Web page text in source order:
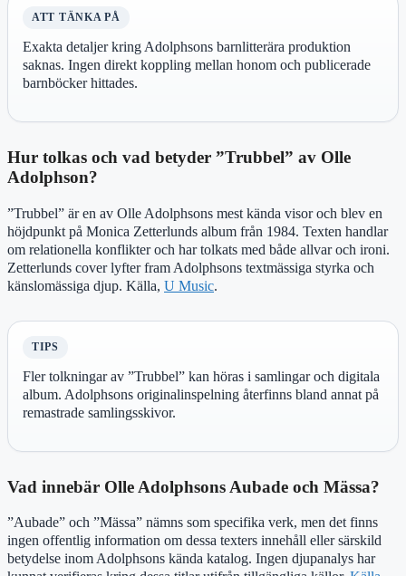
ATT TÄNKA PÅ
Exakta detaljer kring Adolphsons barnlitterära produktion
saknas. Ingen direkt koppling mellan honom och publicerade
barnböcker hittades.
Hur tolkas och vad betyder ”Trubbel” av Olle
Adolphson?
”Trubbel” är en av Olle Adolphsons mest kända visor och blev en
höjdpunkt på Monica Zetterlunds album från 1984. Texten handlar
om relationella konflikter och har tolkats med både allvar och ironi.
Zetterlunds cover lyfter fram Adolphsons textmässiga styrka och
känslomässiga djup. Källa, U Music.
TIPS
Fler tolkningar av ”Trubbel” kan höras i samlingar och digitala
album. Adolphsons originalinspelning återfinns bland annat på
remastrade samlingsskivor.
Vad innebär Olle Adolphsons Aubade och Mässa?
”Aubade” och ”Mässa” nämns som specifika verk, men det finns
ingen offentlig information om dessa texters innehåll eller särskild
betydelse inom Adolphsons kända katalog. Ingen djupanalys har